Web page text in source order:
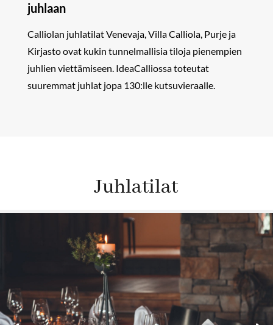
juhlaan
Calliolan juhlatilat Venevaja, Villa Calliola, Purje ja
Kirjasto ovat kukin tunnelmallisia tiloja pienempien
juhlien viettämiseen. IdeaCalliossa toteutat
suuremmat juhlat jopa 130:lle kutsuvieraalle.
Juhlatilat